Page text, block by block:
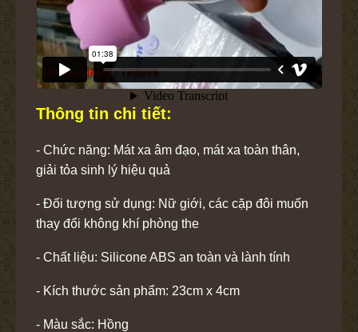
Thông tin chi tiết:
- Chức năng: Mát xa âm đạo, mát xa toàn thân,
giải tỏa sinh lý hiệu quả
- Đối tượng sử dụng: Nữ giới, các cặp đôi muốn
thay đổi không khí phòng the
- Chất liệu: Silicone ABS an toàn và lành tính
- Kích thước sản phẩm: 23cm x 4cm
- Màu sắc: Hồng